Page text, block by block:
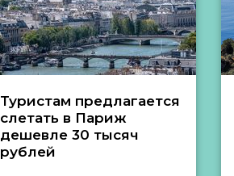
Туристам предлагается
слетать в Париж
дешевле 30 тысяч
рублей